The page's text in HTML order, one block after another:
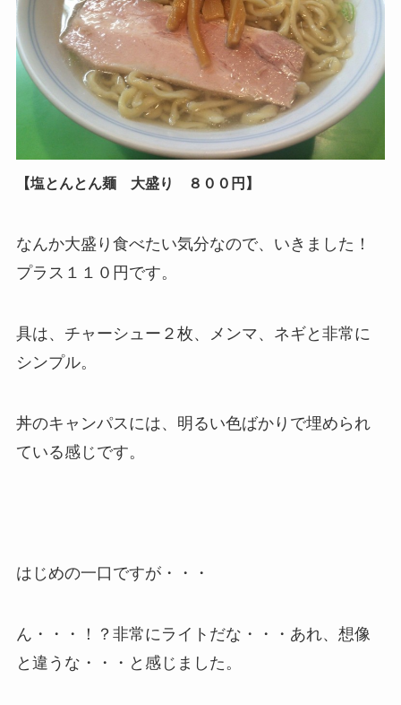
【塩とんとん麺 大盛り ８００ 円】
なんか大盛り食べたい気分なので、いきました！
プラス１１０円です。
具は、チャーシュー２枚、メンマ、ネギと非常に
シンプル。
丼のキャンパスには、明るい色ばかりで埋められ
ている感じです。
はじめの一口ですが・・・
ん・・・！？非常にライトだな・・・あれ、想像
と違うな・・・と感じました。